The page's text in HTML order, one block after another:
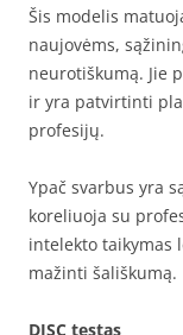
Šis modelis
naujovėms,
neurotiškumą. Jie
ir yra patvirtinti
profesijų.
Ypač svarbus yra
koreliuoja su
intelekto taikymas
mažinti šališkumą.
DISC testas